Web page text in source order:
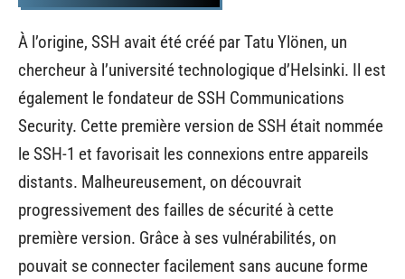
À l’origine, SSH avait été créé par Tatu Ylönen, un
chercheur à l’université technologique d’Helsinki. Il est
également le fondateur de SSH Communications
Security. Cette première version de SSH était nommée
le SSH-1 et favorisait les connexions entre appareils
distants. Malheureusement, on découvrait
progressivement des failles de sécurité à cette
première version. Grâce à ses vulnérabilités, on
pouvait se connecter facilement sans aucune forme